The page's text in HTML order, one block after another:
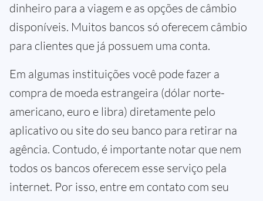
dinheiro para a viagem e as opções de câmbio
disponíveis. Muitos bancos só oferecem câmbio
para clientes que já possuem uma conta.
Em algumas instituições você pode fazer a
compra de moeda estrangeira (dólar norte-
americano, euro e libra) diretamente pelo
aplicativo ou site do seu banco para retirar na
agência. Contudo, é importante notar que nem
todos os bancos oferecem esse serviço pela
internet. Por isso, entre em contato com seu